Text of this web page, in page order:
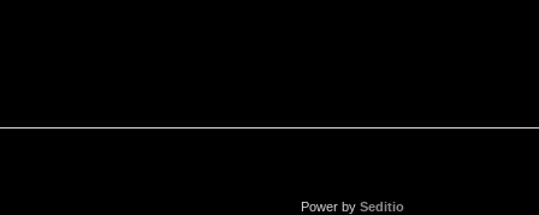
Power by Seditio